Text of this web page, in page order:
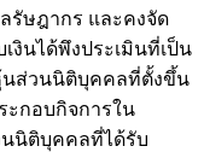
รัษฎากร และคงจัด
งินได้พึงประเมินที่เป็น
นส่วนนิติบุคคลที่ตั้งขึ้น
ะกอบกิจการใน
นนิติบุคคลที่ได้รับ